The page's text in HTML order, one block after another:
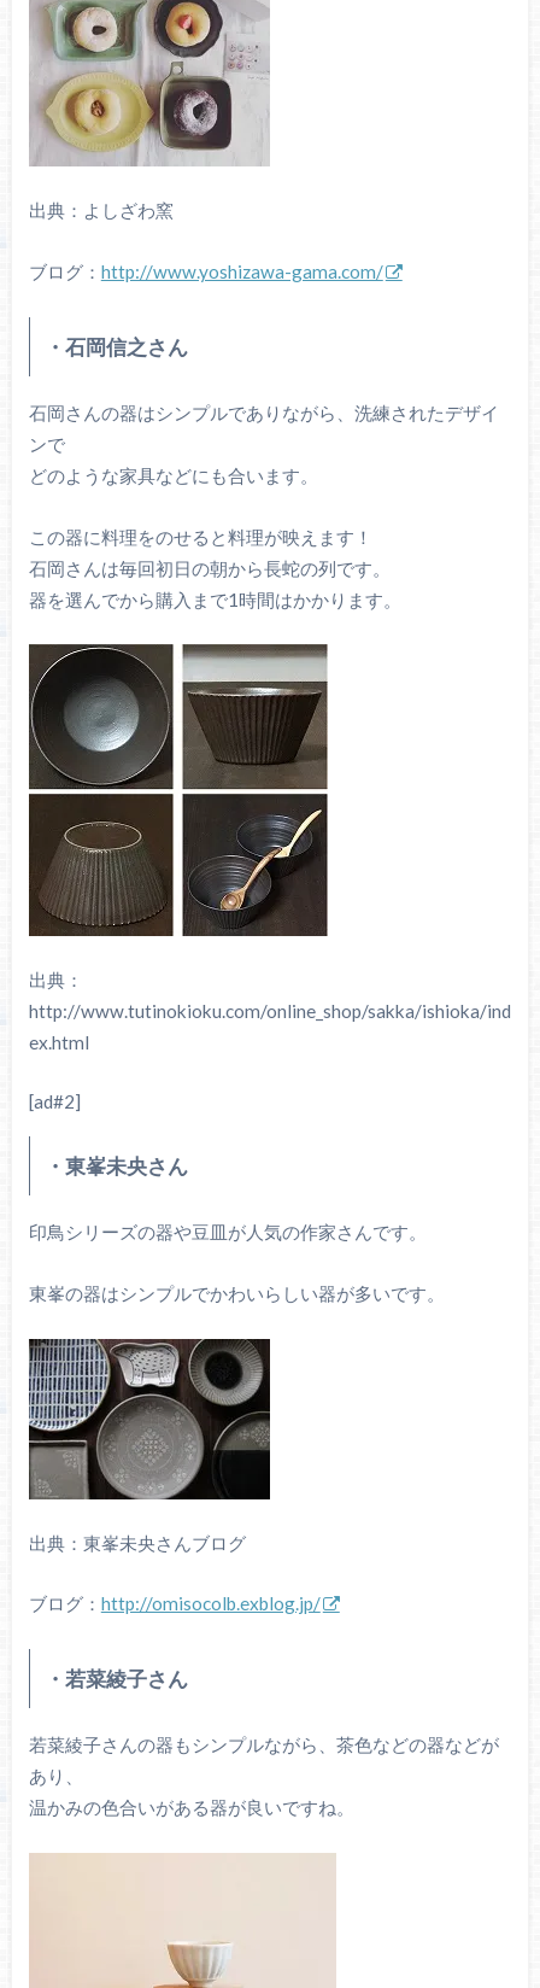
出典：よしざわ窯
ブログ： http://www.yoshizawa-gama.com/
・石岡信之さん
石岡さんの器はシンプルでありながら、洗練されたデザイ
ンで
どのような家具などにも合います。
この器に料理をのせると料理が映えます！
石岡さんは毎回初日の朝から長蛇の列です。
器を選んでから購入まで1時間はかかります。
出典：
http://www.tutinokioku.com/online_shop/sakka/ishioka/ind
ex.html
[ad#2]
・東峯未央さん
印鳥シリーズの器や豆皿が人気の作家さんです。
東峯の器はシンプルでかわいらしい器が多いです。
出典：東峯未央さんブログ
ブログ： http://omisocolb.exblog.jp/
・若菜綾子さん
若菜綾子さんの器もシンプルながら、茶色などの器などが
あり、
温かみの色合いがある器が良いですね。